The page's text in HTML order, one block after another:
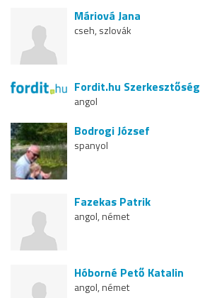
Máriová Jana
cseh, szlovák
Fordit.hu Szerkesztőség
angol
Bodrogi József
spanyol
Fazekas Patrik
angol, német
Hóborné Pető Katalin
angol, német